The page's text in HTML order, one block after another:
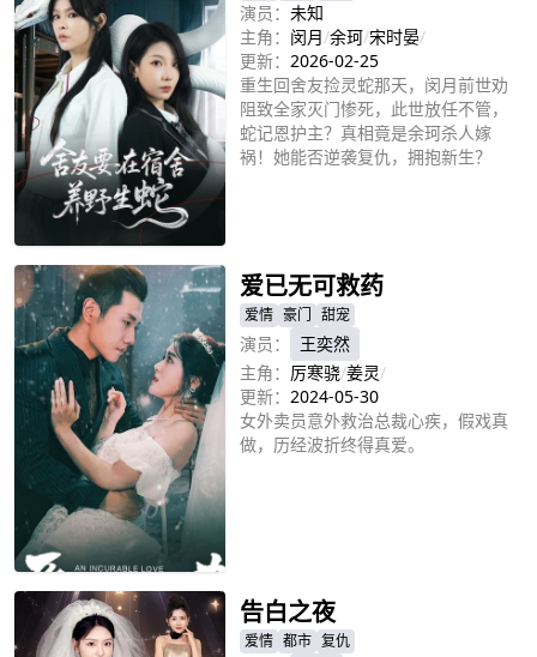
演员： 未知
主角： 闵月/余珂/宋时晏/
更新： 2026-02-25
重生回舍友捡灵蛇那天，闵月前世劝
阻致全家灭门惨死，此世放任不管，
蛇记恩护主？真相竟是余珂杀人嫁
祸！她能否逆袭复仇，拥抱新生？
爱已无可救药
爱情 豪门 甜宠
演员：
王奕然
主角： 厉寒骁/姜灵/
更新： 2024-05-30
女外卖员意外救治总裁心疾，假戏真
做，历经波折终得真爱。
告白之夜
爱情 都市 复仇